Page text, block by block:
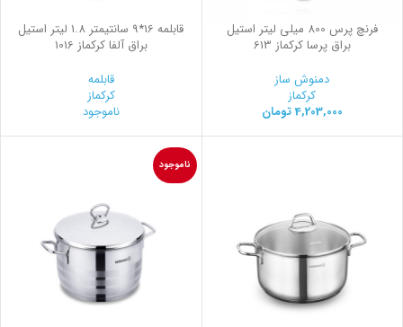
فرنچ پرس 800 میلی لیتر استیل
براق پرسا کرکماز 613
دمنوش ساز
کرکماز
4,203,000 تومان
قابلمه 16*9 سانتیمتر 1.8 لیتر استیل
براق آلفا کرکماز 1016
قابلمه
کرکماز
ناموجود
ناموجود